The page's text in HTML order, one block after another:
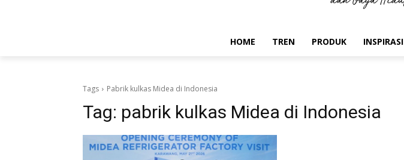
HOME TREN PRODUK INSPIRASI
Tags Pabrik kulkas Midea di Indonesia
Tag: pabrik kulkas Midea di Indonesia